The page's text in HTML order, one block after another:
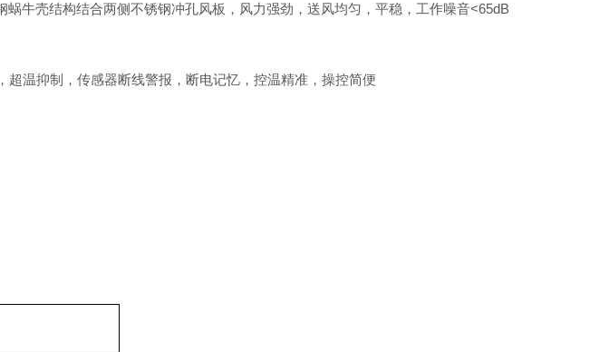
牛壳结构结合两侧不锈钢冲孔风板，风力强劲，送风均匀，平稳，工作噪音<65dB
温抑制，传感器断线警报，断电记忆，控温精准，操控简便